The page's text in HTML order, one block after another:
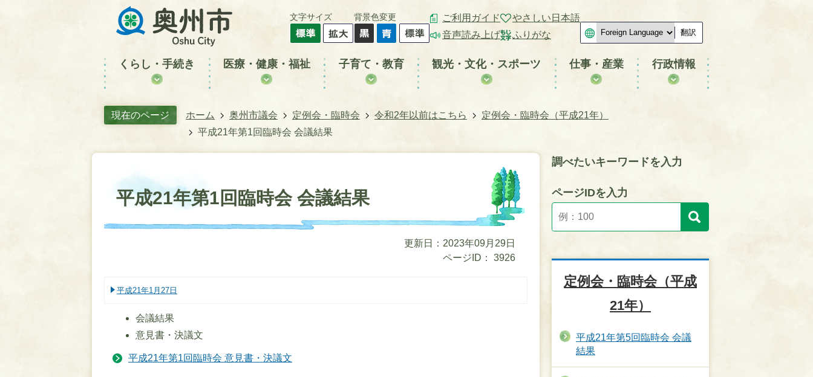
文字サイズ 背景色変更
ご利用ガイド
音声読み上げ
やさしい日本語
ふりがな
翻訳
くらし・手続き 医療・健康・福祉 子育て・教育 観光・文化・スポーツ 仕事・産業 行政情報
現在のページ ホーム 奥州市議会 定例会・臨時会 令和2年以前はこちら
定例会・臨時会（平成21年）
平成21年第1回臨時会 会議結果
平成21年第1回臨時会 会議結果
更新日：2023年09月29日
ページID：
3926
平成21年1月27日
会議結果
意見書・決議文
平成21年第1回臨時会 意見書・決議文
調べたいキーワードを入力
ページIDを入力
定例会・臨時会（平成
21年）
平成21年第5回臨時会 会議
結果